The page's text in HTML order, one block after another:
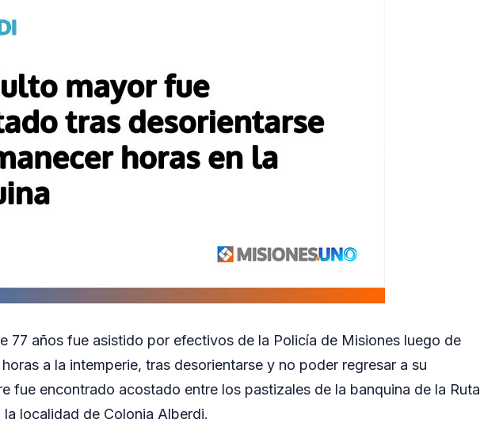
77 años fue asistido por efectivos de la Policía de Misiones luego de
a la intemperie, tras desorientarse y no poder regresar a su
fue encontrado acostado entre los pastizales de la banquina de la Ruta
la localidad de Colonia Alberdi.